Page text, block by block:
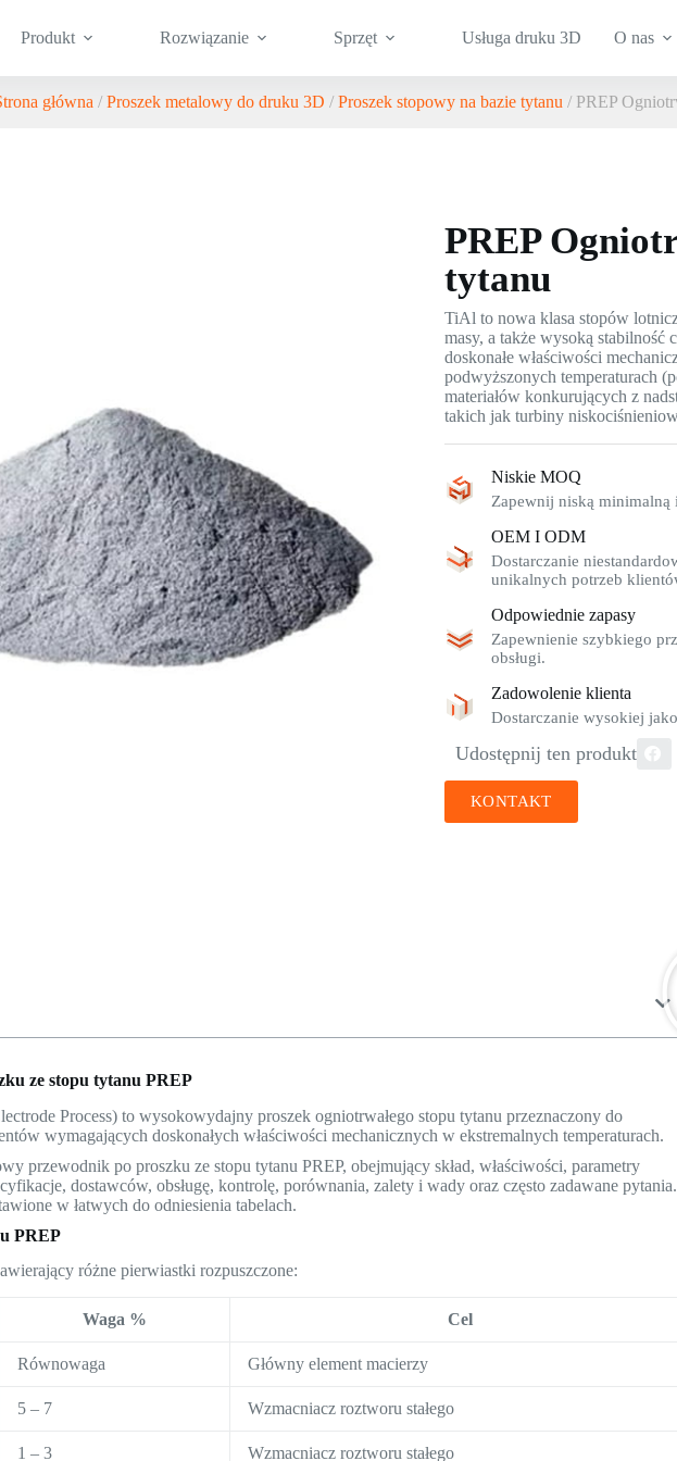
Produkt Rozwiązanie Sprzęt Usługa druku 3D O nas
główna / Proszek metalowy do druku 3D / Proszek stopowy na bazie tytanu / PREP
PREP
tytanu
TiAl to nowa klasa stopów
masy, a także wysoką stabilność
doskonałe właściwości
podwyższonych temperaturach
materiałów konkurujących z
takich jak turbiny
Niskie MOQ
Zapewnij niską minimalną
OEM I ODM
Dostarczanie
unikalnych potrzeb
Odpowiednie zapasy
Zapewnienie szybkiego
obsługi.
Zadowolenie klienta
Dostarczanie wysokiej
Udostępnij ten produkt
KONTAKT
ze stopu tytanu PREP
Process) to wysokowydajny proszek ogniotrwałego stopu tytanu przeznaczony do
wymagających doskonałych właściwości mechanicznych w ekstremalnych temperaturach.
przewodnik po proszku ze stopu tytanu PREP, obejmujący skład, właściwości, parametry
dostawców, obsługę, kontrolę, porównania, zalety i wady oraz często zadawane pytania.
w łatwych do odniesienia tabelach.
PREP
różne pierwiastki rozpuszczone:
Waga % Cel
Równowaga Główny element macierzy
5 – 7 Wzmacniacz roztworu stałego
1 – 3 Wzmacniacz roztworu stałego